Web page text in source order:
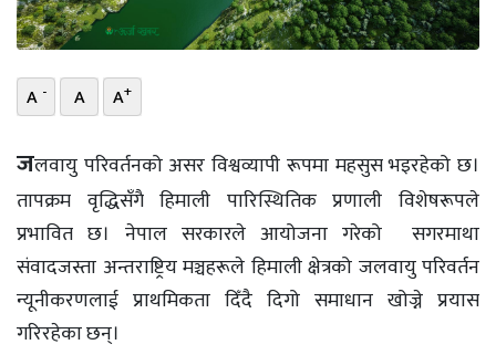
खोज
ऊर्जा
A - A A+
जलवायु परिवर्तनको असर विश्वव्यापी रूपमा महसुस भइरहेको छ।
तापक्रम वृद्धिसँगै हिमाली पारिस्थितिक प्रणाली विशेषरूपले
प्रभावित छ। नेपाल सरकारले आयोजना गरेको सगरमाथा
संवादजस्ता अन्तराष्ट्रिय मञ्चहरूले हिमाली क्षेत्रको जलवायु परिवर्तन
न्यूनीकरणलाई प्राथमिकता दिँदै दिगो समाधान खोज्ने प्रयास
गरिरहेका छन्।